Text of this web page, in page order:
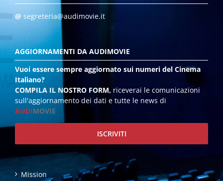
@ segreteria@audimovie.it
AGGIORNAMENTI DA AUDIMOVIE
Vuoi essere sempre aggiornato sui numeri del Cinema
Italiano?
COMPILA IL NOSTRO FORM, riceverai le comunicazioni
sull'aggiornamento dei dati e tutte le news di
AUDIMOVIE
ISCRIVITI
Mission